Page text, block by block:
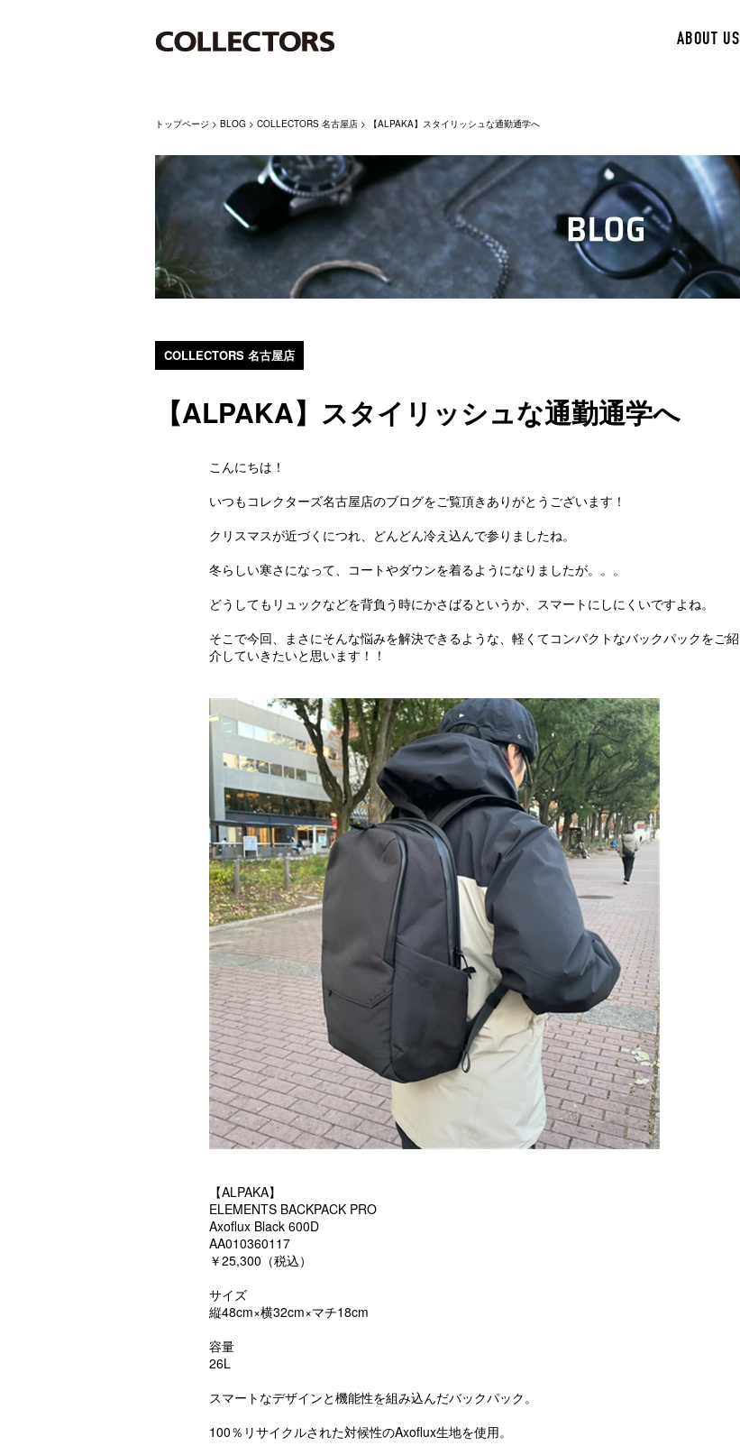
ABOUT US
トップページ > BLOG > COLLECTORS 名古屋店 > 【ALPAKA】スタイリッシュな通勤通学へ
COLLECTORS 名古屋店
【ALPAKA】スタイリッシュな通勤通学へ
こんにちは！
いつもコレクターズ名古屋店のブログをご覧頂きありがとうございます！
クリスマスが近づくにつれ、どんどん冷え込んで参りましたね。
冬らしい寒さになって、コートやダウンを着るようになりましたが。。。
どうしてもリュックなどを背負う時にかさばるというか、スマートにしにくいですよね。
そこで今回、まさにそんな悩みを解決できるような、軽くてコンパクトなバックパックをご紹
介していきたいと思います！！
【ALPAKA】
ELEMENTS BACKPACK PRO
Axoflux Black 600D
AA010360117
￥25,300（税込）
サイズ
縦48cm×横32cm×マチ18cm
容量
26L
スマートなデザインと機能性を組み込んだバックパック。
100％リサイクルされた対候性のAxoflux生地を使用。